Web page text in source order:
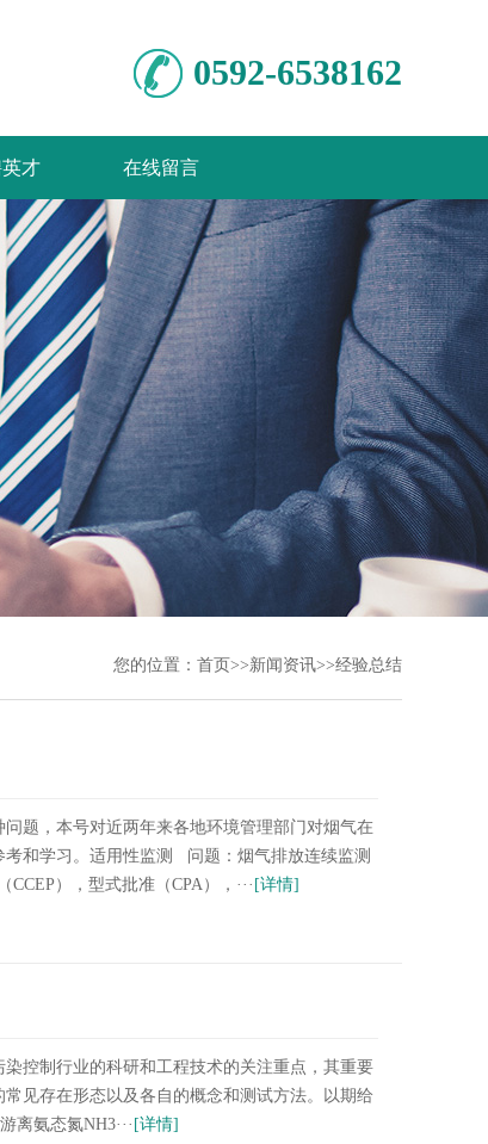
0592-6538162
才 在线留言
您的位置： 首页 >>新闻资讯>>经验总结
题，本号对近两年来各地环境管理部门对烟气在
和学习。适用性监测 问题：烟气排放连续监测
），型式批准（CPA），··· [详情]
控制行业的科研和工程技术的关注重点，其重要
见存在形态以及各自的概念和测试方法。以期给
氨态氮NH3··· [详情]